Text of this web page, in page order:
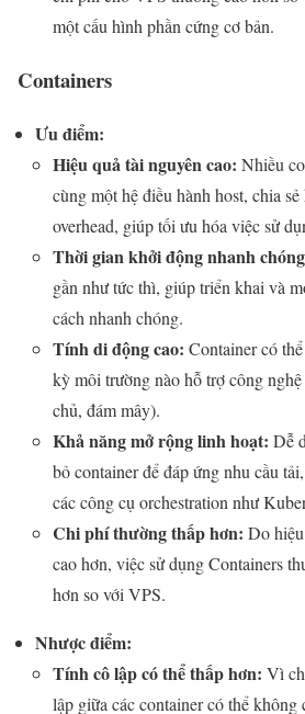
một cấu hình phần cứng cơ bản.
Containers
Ưu điểm:
Hiệu quả tài nguyên cao: Nhiều
cùng một hệ điều hành host, chia
overhead, giúp tối ưu hóa việc sử
Thời gian khởi động nhanh
gần như tức thì, giúp triển khai và
cách nhanh chóng.
Tính di động cao: Container có
kỳ môi trường nào hỗ trợ công
chủ, đám mây).
Khả năng mở rộng linh hoạt: Dễ
bỏ container để đáp ứng nhu cầu
các công cụ orchestration như
Chi phí thường thấp hơn: Do
cao hơn, việc sử dụng Containers
hơn so với VPS.
Nhược điểm:
Tính cô lập có thể thấp hơn: Vì
lập giữa các container có thể không